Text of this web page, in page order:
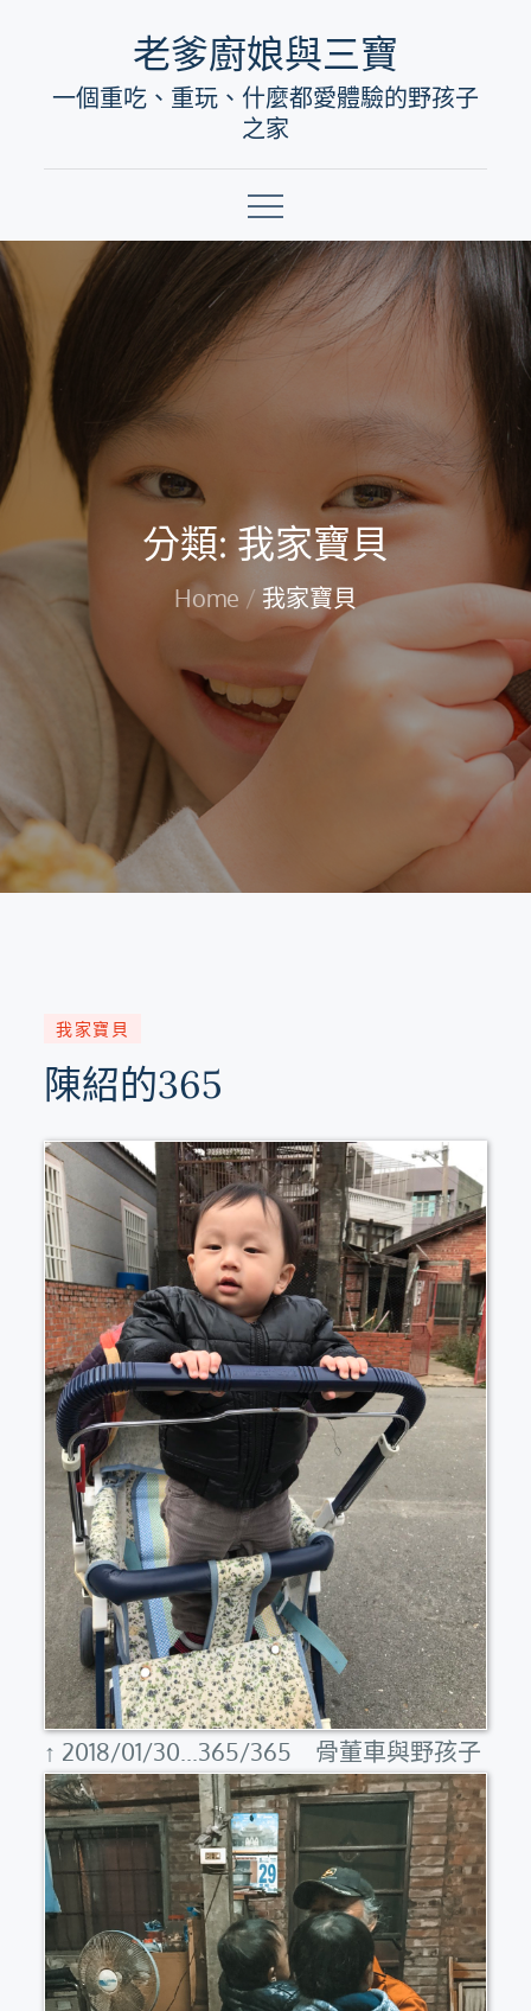
content
老爹廚娘與三寶
一個重吃、重玩、什麼都愛體驗的野孩子
之家
分類: 我家寶貝
Home 我家寶貝
我家寶貝
陳紹的365
↑ 2018/01/30...365/365 骨董車與野孩子